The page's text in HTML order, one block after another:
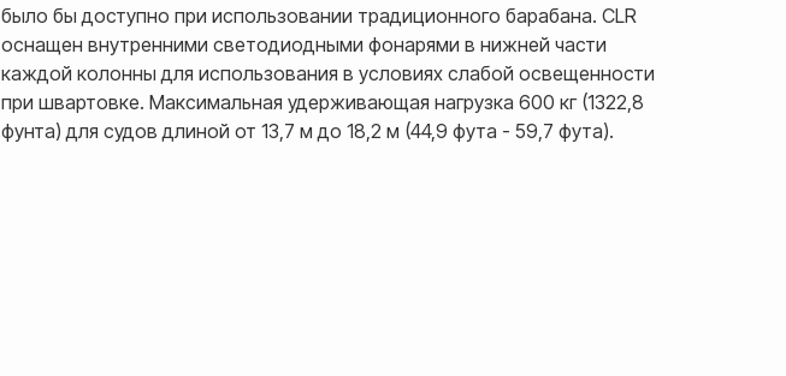
было бы доступно при использовании традиционного барабана. CLR
оснащен внутренними светодиодными фонарями в нижней части
каждой колонны для использования в условиях слабой освещенности
при швартовке. Максимальная удерживающая нагрузка 600 кг (1322,8
фунта) для судов длиной от 13,7 м до 18,2 м (44,9 фута - 59,7 фута).